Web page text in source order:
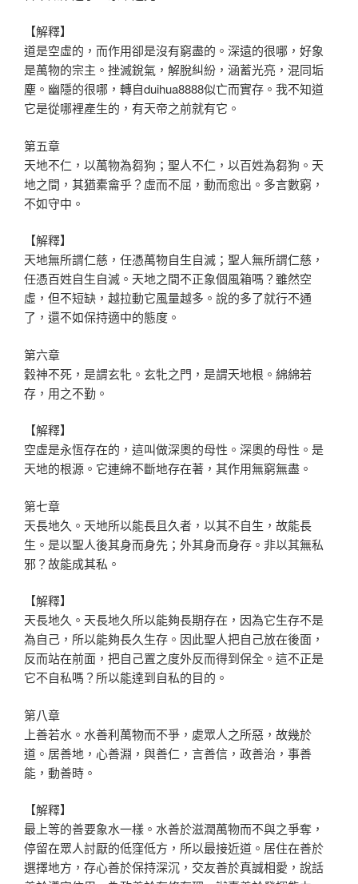
【解釋】
道是空虛的，而作用卻是沒有窮盡的。深遠的很哪，好象
是萬物的宗主。挫滅銳氣，解脫糾紛，涵蓄光亮，混同垢
塵。幽隱的很哪，轉自duihua8888似亡而實存。我不知道
它是從哪裡產生的，有天帝之前就有它。
第五章
天地不仁，以萬物為芻狗；聖人不仁，以百姓為芻狗。天
地之間，其猶橐龠乎？虛而不屈，動而愈出。多言數窮，
不如守中。
【解釋】
天地無所謂仁慈，任憑萬物自生自滅；聖人無所謂仁慈，
任憑百姓自生自滅。天地之間不正象個風箱嗎？雖然空
虛，但不短缺，越拉動它風量越多。說的多了就行不通
了，還不如保持適中的態度。
第六章
穀神不死，是謂玄牝。玄牝之門，是謂天地根。綿綿若
存，用之不勤。
【解釋】
空虛是永恆存在的，這叫做深奧的母性。深奧的母性。是
天地的根源。它連綿不斷地存在著，其作用無窮無盡。
第七章
天長地久。天地所以能長且久者，以其不自生，故能長
生。是以聖人後其身而身先；外其身而身存。非以其無私
邪？故能成其私。
【解釋】
天長地久。天長地久所以能夠長期存在，因為它生存不是
為自己，所以能夠長久生存。因此聖人把自己放在後面，
反而站在前面，把自己置之度外反而得到保全。這不正是
它不自私嗎？所以能達到自私的目的。
第八章
上善若水。水善利萬物而不爭，處眾人之所惡，故幾於
道。居善地，心善淵，與善仁，言善信，政善治，事善
能，動善時。
【解釋】
最上等的善要象水一樣。水善於滋潤萬物而不與之爭奪，
停留在眾人討厭的低窪低方，所以最接近道。居住在善於
選擇地方，存心善於保持深沉，交友善於真誠相愛，說話